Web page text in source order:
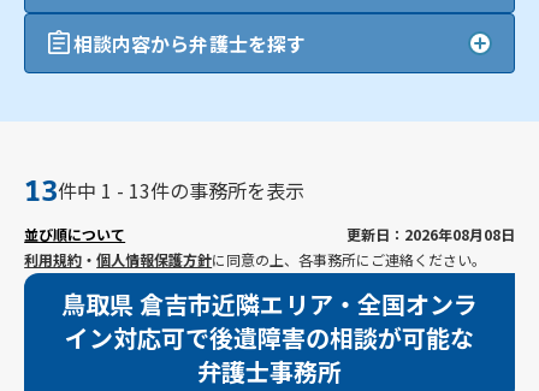
相談内容から弁護士を探す
13件中 1 - 13件の事務所を表示
並び順について
更新日：2026年08月08日
利用規約 ・個人情報保護方針に同意の上、各事務所にご連絡ください。
鳥取県 倉吉市近隣エリア・全国オンラ
イン対応可で後遺障害の相談が可能な
弁護士事務所